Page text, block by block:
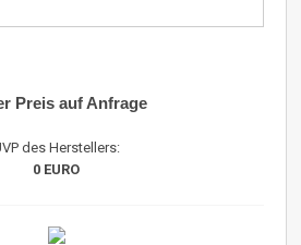
Preis auf Anfrage
des Herstellers:
0 EURO